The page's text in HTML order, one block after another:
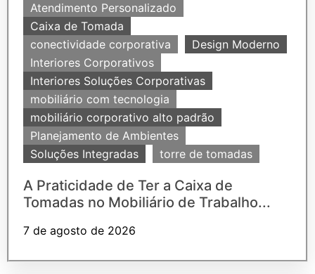
Atendimento Personalizado
Caixa de Tomada
conectividade corporativa
Design Moderno
Interiores Corporativos
Interiores Soluções Corporativas
mobiliário com tecnologia
mobiliário corporativo alto padrão
Planejamento de Ambientes
Soluções Integradas
torre de tomadas
A Praticidade de Ter a Caixa de
Tomadas no Mobiliário de Trabalho...
7 de agosto de 2026